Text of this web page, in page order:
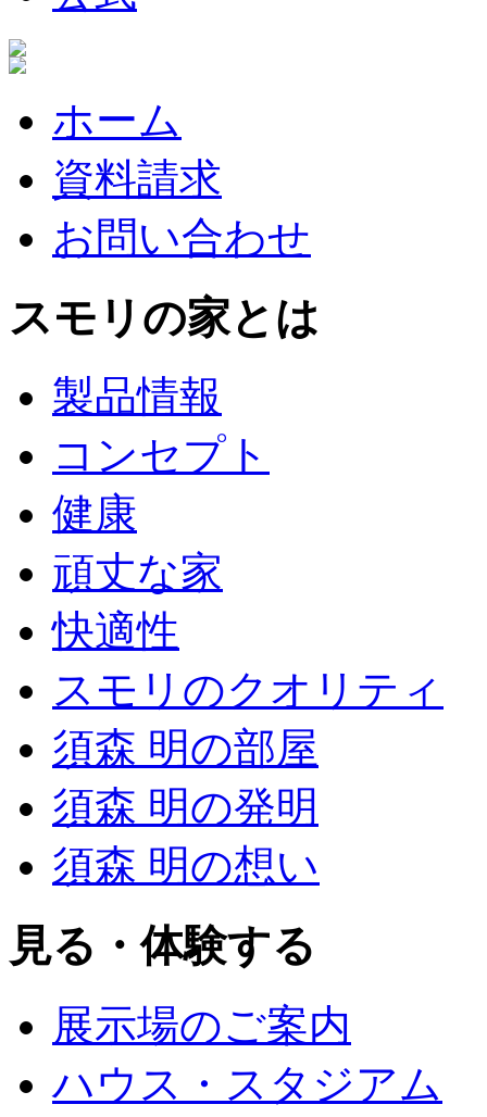
ホーム
資料請求
お問い合わせ
スモリの家とは
製品情報
コンセプト
健康
頑丈な家
快適性
スモリのクオリティ
須森 明の部屋
須森 明の発明
須森 明の想い
見る・体験する
展示場のご案内
ハウス・スタジアム